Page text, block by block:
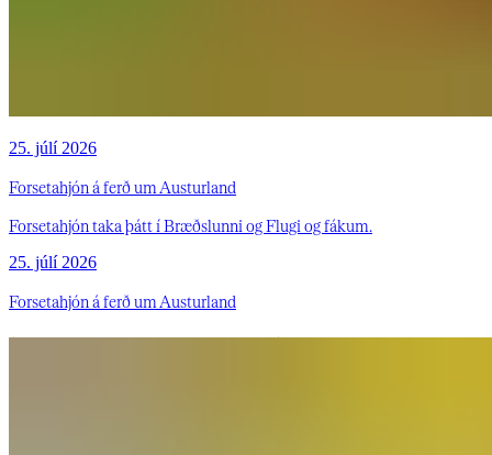
25. júlí 2026
Forsetahjón á ferð um Austurland
Forsetahjón taka þátt í Bræðslunni og Flugi og fákum.
25. júlí 2026
Forsetahjón á ferð um Austurland